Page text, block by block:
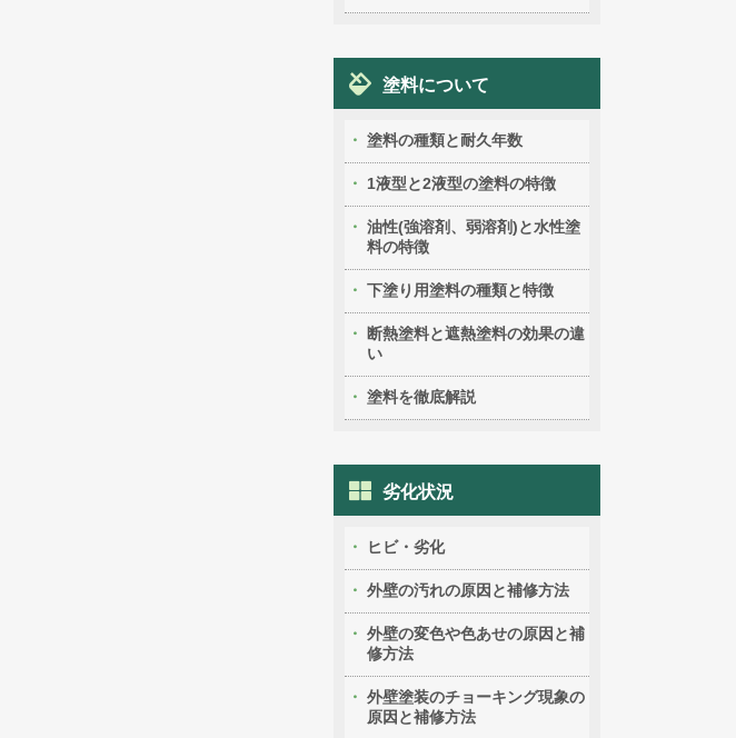
塗料について
塗料の種類と耐久年数
1液型と2液型の塗料の特徴
油性(強溶剤、弱溶剤)と水性塗
料の特徴
下塗り用塗料の種類と特徴
断熱塗料と遮熱塗料の効果の違
い
塗料を徹底解説
劣化状況
ヒビ・劣化
外壁の汚れの原因と補修方法
外壁の変色や色あせの原因と補
修方法
外壁塗装のチョーキング現象の
原因と補修方法